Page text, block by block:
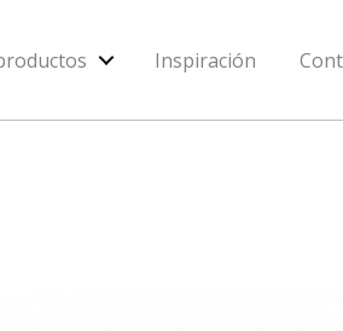
Inspiración